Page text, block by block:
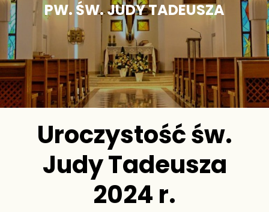
PW. ŚW. JUDY TADEUSZA
Uroczystość św.
Judy Tadeusza
2024 r.